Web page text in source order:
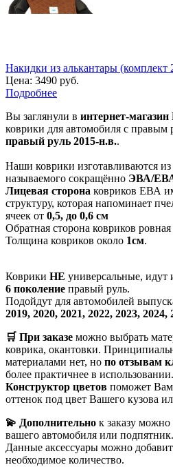
Накидки из алькантары (комплект
Цена: 3490 руб.
Подробнее
Вы заглянули в интернет-
коврики для автомобиля с правым
правый руль 2015-н.в..
Наши коврики изготавливаются из
называемого сокращённо ЭВА/ЕВА
Лицевая сторона ковриков ЕВА
структуру, которая напоминает
ячеек от 0,5, до 0,6 см
Обратная сторона ковриков
Толщина ковриков около 1см.
Коврики НЕ универсальные, идут
6 поколение правый руль.
Подойдут для автомобилей
2019, 2020, 2021, 2022, 2023, 2024,
🛒 При заказе можно выбрать
коврика, окантовки.
материалами нет, но по отзывам
более практичнее в использовании.
Конструктор цветов поможет Вам
оттенок под цвет Вашего кузова
💫 Дополнительно к заказу можно
вашего автомобиля или подпятник.
Данные аксессуары можно
необходимое количество.